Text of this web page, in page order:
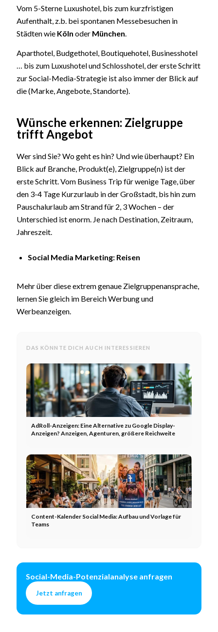
Vom 5-Sterne Luxushotel, bis zum kurzfristigen
Aufenthalt, z.b. bei spontanen Messebesuchen in
Städten wie Köln oder München.
Aparthotel, Budgethotel, Boutiquehotel, Businesshotel
… bis zum Luxushotel und Schlosshotel, der erste Schritt
zur Social-Media-Strategie ist also immer der Blick auf
die (Marke, Angebote, Standorte).
Wünsche erkennen: Zielgruppe
trifft Angebot
Wer sind Sie? Wo geht es hin? Und wie überhaupt? Ein
Blick auf Branche, Produkt(e), Zielgruppe(n) ist der
erste Schritt. Vom Business Trip für wenige Tage, über
den 3-4 Tage Kurzurlaub in der Großstadt, bis hin zum
Pauschalurlaub am Strand für 2, 3 Wochen – der
Unterschied ist enorm. Je nach Destination, Zeitraum,
Jahreszeit.
Social Media Marketing: Reisen
Mehr über diese extrem genaue Zielgruppenansprache,
lernen Sie gleich im Bereich Werbung und
Werbeanzeigen.
DAS KÖNNTE DICH AUCH INTERESSIEREN
AdRoll-Anzeigen: Eine Alternative zu Google Display-
Anzeigen? Anzeigen, Agenturen, größere Reichweite
Content-Kalender Social Media: Aufbau und Vorlage für
Teams
Social-Media-Potenzialanalyse anfragen
Jetzt anfragen